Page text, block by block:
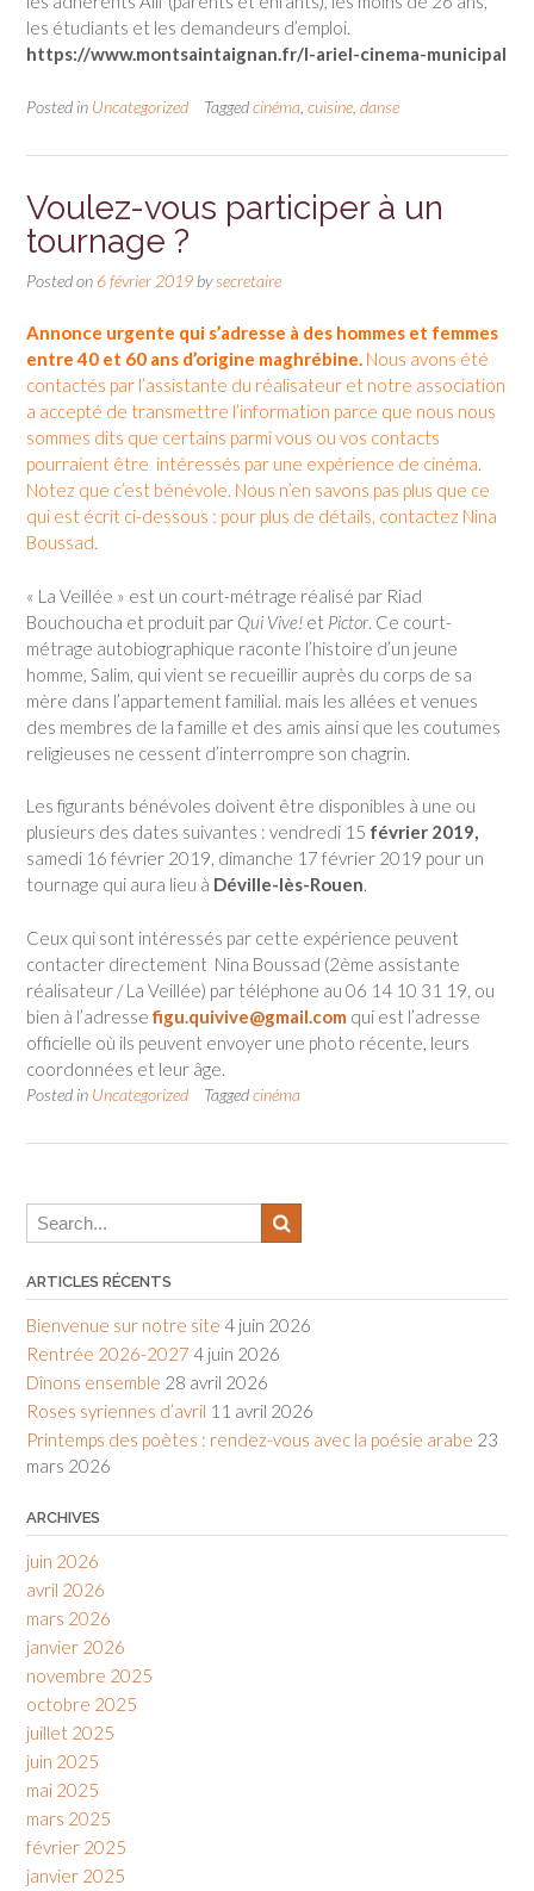
les étudiants et les demandeurs d’emploi.
https://www.montsaintaignan.fr/l-ariel-cinema-municipal
Posted in Uncategorized Taggedcinéma cuisine danse
Voulez-vous participer à un
tournage ?
Posted on 6 février 2019 bysecretaire
Annonce urgente qui s’adresse à des hommes et femmes
entre 40 et 60 ans d’origine maghrébine. Nous avons été
contactés par l’assistante du réalisateur et notre association
a accepté de transmettre l’information parce que nous nous
sommes dits que certains parmi vous ou vos contacts
pourraient être intéressés par une expérience de cinéma.
Notez que c’est bénévole. Nous n’en savons pas plus que ce
qui est écrit ci-dessous : pour plus de détails, contactez Nina
Boussad.
« La Veillée » est un court-métrage réalisé par Riad
Bouchoucha et produit par Qui Vive! et Pictor. Ce court-
métrage autobiographique raconte l’histoire d’un jeune
homme, Salim, qui vient se recueillir auprès du corps de sa
mère dans l’appartement familial. mais les allées et venues
des membres de la famille et des amis ainsi que les coutumes
religieuses ne cessent d’interrompre son chagrin.
Les figurants bénévoles doivent être disponibles à une ou
plusieurs des dates suivantes : vendredi 15 février 2019,
samedi 16 février 2019, dimanche 17 février 2019 pour un
tournage qui aura lieu à Déville-lès-Rouen.
Ceux qui sont intéressés par cette expérience peuvent
contacter directement Nina Boussad (2ème assistante
réalisateur / La Veillée) par téléphone au 06 14 10 31 19, ou
bien à l’adressefigu.quivive@gmail.com qui est l’adresse
officielle où ils peuvent envoyer une photo récente, leurs
coordonnées et leur âge.
Posted in Uncategorized Taggedcinéma
ARTICLES RÉCENTS
Bienvenue sur notre site 4 juin 2026
Rentrée 2026-2027 4 juin 2026
Dînons ensemble 28 avril 2026
Roses syriennes d’avril 11 avril 2026
Printemps des poètes : rendez-vous avec la poésie arabe 23
mars 2026
ARCHIVES
juin 2026
avril 2026
mars 2026
janvier 2026
novembre 2025
octobre 2025
juillet 2025
juin 2025
mai 2025
mars 2025
février 2025
janvier 2025